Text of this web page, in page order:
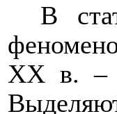
В
XX в. –